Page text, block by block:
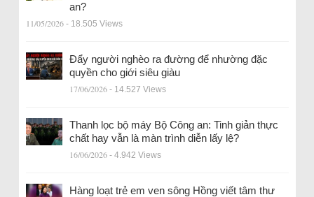
an?
11/05/2026 - 18.505 Views
Đẩy người nghèo ra đường để nhường đặc
quyền cho giới siêu giàu
17/06/2026 - 14.527 Views
Thanh lọc bộ máy Bộ Công an: Tinh giản thực
chất hay vẫn là màn trình diễn lấy lệ?
16/06/2026 - 4.942 Views
Hàng loạt trẻ em ven sông Hồng viết tâm thư